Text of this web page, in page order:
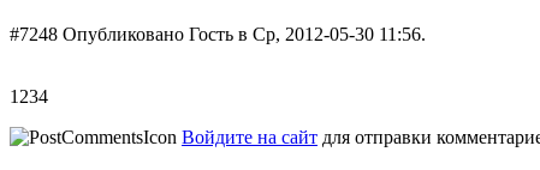
#7248 Опубликовано Гость в Ср, 2012-05-30 11:56.
1234
Войдите на сайт для отправки